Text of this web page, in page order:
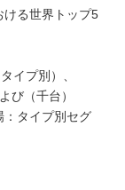
ける世界トップ5
イプ別）、
び（千台）
：タイプ別セグ